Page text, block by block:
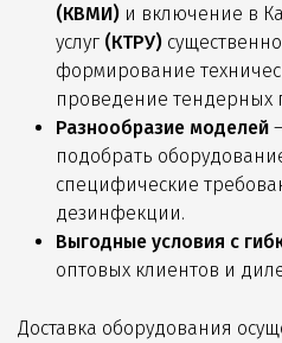
(КВМИ) и включение в
услуг (КТРУ)
формирование
проведение тендерных
Разнообразие моделей
подобрать
специфические
дезинфекции.
Выгодные условия с
оптовых клиентов и
Доставка оборудования